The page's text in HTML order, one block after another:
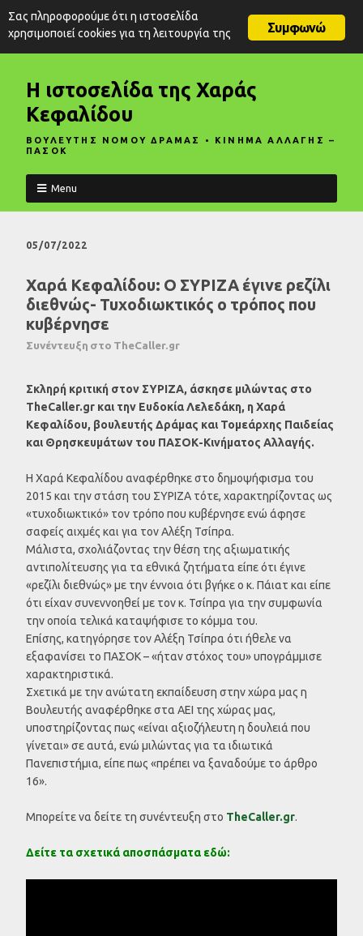
Η ιστοσελίδα της Χαράς
Κεφαλίδου
ΒΟΥΛΕΥΤΗΣ ΝΟΜΟΥ ΔΡΑΜΑΣ • ΚΙΝΗΜΑ ΑΛΛΑΓΗΣ –
ΠΑΣΟΚ
Menu
05/07/2022
Χαρά Κεφαλίδου: Ο ΣΥΡΙΖΑ έγινε ρεζίλι
διεθνώς- Τυχοδιωκτικός ο τρόπος που
κυβέρνησε
Συνέντευξη στο TheCaller.gr
Σκληρή κριτική στον ΣΥΡΙΖΑ, άσκησε μιλώντας στο
TheCaller.gr και την Ευδοκία Λελεδάκη, η Χαρά
Κεφαλίδου, βουλευτής Δράμας και Τομεάρχης Παιδείας
και Θρησκευμάτων του ΠΑΣΟΚ-Κινήματος Αλλαγής.
Η Χαρά Κεφαλίδου αναφέρθηκε στο δημοψήφισμα του
2015 και την στάση του ΣΥΡΙΖΑ τότε, χαρακτηρίζοντας ως
«τυχοδιωκτικό» τον τρόπο που κυβέρνησε ενώ άφησε
σαφείς αιχμές και για τον Αλέξη Τσίπρα.
Μάλιστα, σχολιάζοντας την θέση της αξιωματικής
αντιπολίτευσης για τα εθνικά ζητήματα είπε ότι έγινε
«ρεζίλι διεθνώς» με την έννοια ότι βγήκε ο κ. Πάιατ και είπε
ότι είχαν συνεννοηθεί με τον κ. Τσίπρα για την συμφωνία
την οποία τελικά καταψήφισε το κόμμα του.
Επίσης, κατηγόρησε τον Αλέξη Τσίπρα ότι ήθελε να
εξαφανίσει το ΠΑΣΟΚ – «ήταν στόχος του» υπογράμμισε
χαρακτηριστικά.
Σχετικά με την ανώτατη εκπαίδευση στην χώρα μας η
Βουλευτής αναφέρθηκε στα ΑΕΙ της χώρας μας,
υποστηρίζοντας πως «είναι αξιοζήλευτη η δουλειά που
γίνεται» σε αυτά, ενώ μιλώντας για τα ιδιωτικά
Πανεπιστήμια, είπε πως «πρέπει να ξαναδούμε το άρθρο
16».
Μπορείτε να δείτε τη συνέντευξη στο TheCaller.gr.
Δείτε τα σχετικά αποσπάσματα εδώ:
Συμφωνώ
Σας πληροφορούμε ότι η ιστοσελίδα
χρησιμοποιεί cookies για τη λειτουργία της